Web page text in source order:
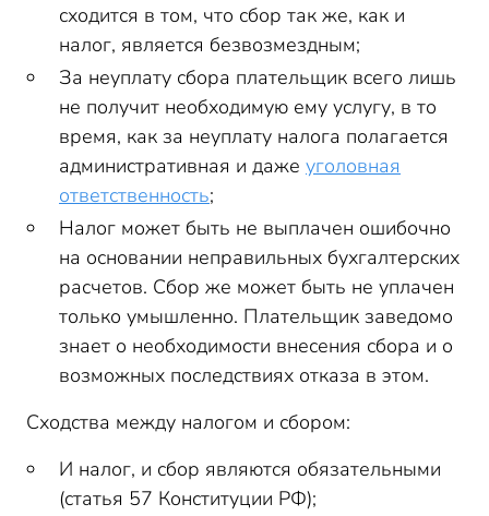
сходится в том, что сбор так же, как и
налог, является безвозмездным;
За неуплату сбора плательщик всего лишь
не получит необходимую ему услугу, в то
время, как за неуплату налога полагается
административная и даже уголовная
ответственность;
Налог может быть не выплачен ошибочно
на основании неправильных бухгалтерских
расчетов. Сбор же может быть не уплачен
только умышленно. Плательщик заведомо
знает о необходимости внесения сбора и о
возможных последствиях отказа в этом.
Сходства между налогом и сбором:
И налог, и сбор являются обязательными
(статья 57 Конституции РФ);